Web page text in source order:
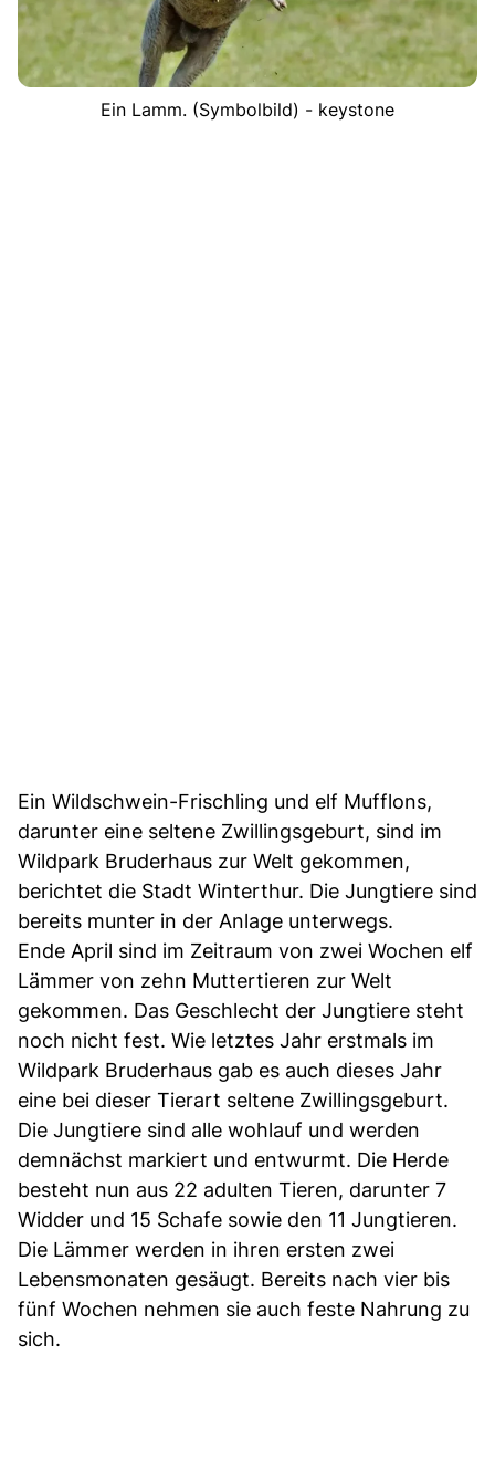
Ein Lamm. (Symbolbild) - keystone
Ein Wildschwein-Frischling und elf Mufflons,
darunter eine seltene Zwillingsgeburt, sind im
Wildpark Bruderhaus zur Welt gekommen,
berichtet die Stadt Winterthur. Die Jungtiere sind
bereits munter in der Anlage unterwegs.
Ende April sind im Zeitraum von zwei Wochen elf
Lämmer von zehn Muttertieren zur Welt
gekommen. Das Geschlecht der Jungtiere steht
noch nicht fest. Wie letztes Jahr erstmals im
Wildpark Bruderhaus gab es auch dieses Jahr
eine bei dieser Tierart seltene Zwillingsgeburt.
Die Jungtiere sind alle wohlauf und werden
demnächst markiert und entwurmt. Die Herde
besteht nun aus 22 adulten Tieren, darunter 7
Widder und 15 Schafe sowie den 11 Jungtieren.
Die Lämmer werden in ihren ersten zwei
Lebensmonaten gesäugt. Bereits nach vier bis
fünf Wochen nehmen sie auch feste Nahrung zu
sich.